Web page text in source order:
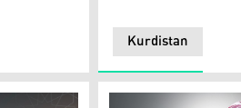
Kurdistan